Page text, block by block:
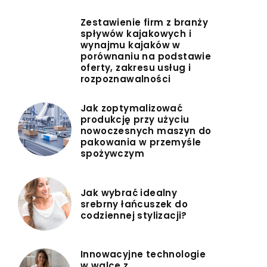
Zestawienie firm z branży
spływów kajakowych i
wynajmu kajaków w
porównaniu na podstawie
oferty, zakresu usług i
rozpoznawalności
Jak zoptymalizować
produkcję przy użyciu
nowoczesnych maszyn do
pakowania w przemyśle
spożywczym
Jak wybrać idealny
srebrny łańcuszek do
codziennej stylizacji?
Innowacyjne technologie